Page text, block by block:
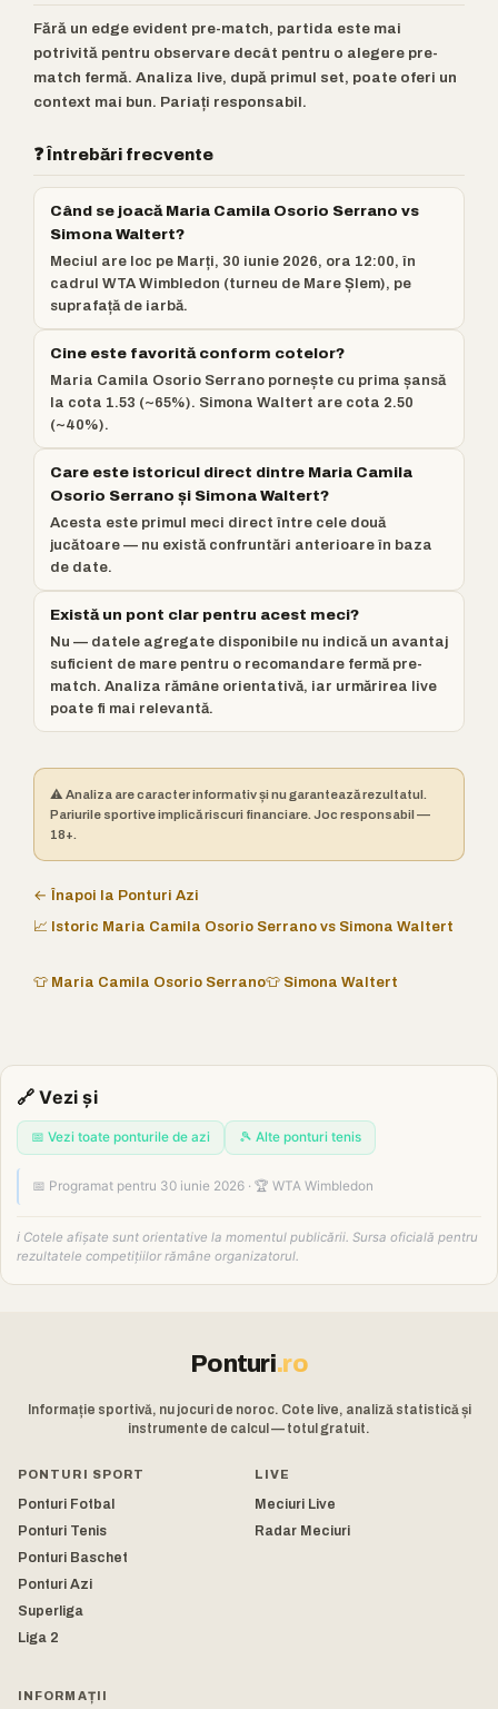
Fără un edge evident pre-match, partida este mai
potrivită pentru observare decât pentru o alegere pre-
match fermă. Analiza live, după primul set, poate oferi un
context mai bun. Pariați responsabil.
❓ Întrebări frecvente
Când se joacă Maria Camila Osorio Serrano vs
Simona Waltert?
Meciul are loc pe Marți, 30 iunie 2026, ora 12:00, în
cadrul WTA Wimbledon (turneu de Mare Șlem), pe
suprafață de iarbă.
Cine este favorită conform cotelor?
Maria Camila Osorio Serrano pornește cu prima șansă
la cota 1.53 (~65%). Simona Waltert are cota 2.50
(~40%).
Care este istoricul direct dintre Maria Camila
Osorio Serrano și Simona Waltert?
Acesta este primul meci direct între cele două
jucătoare — nu există confruntări anterioare în baza
de date.
Există un pont clar pentru acest meci?
Nu — datele agregate disponibile nu indică un avantaj
suficient de mare pentru o recomandare fermă pre-
match. Analiza rămâne orientativă, iar urmărirea live
poate fi mai relevantă.
⚠️ Analiza are caracter informativ și nu garantează rezultatul.
Pariurile sportive implică riscuri financiare. Joc responsabil —
18+.
← Înapoi la Ponturi Azi
📈 Istoric Maria Camila Osorio Serrano vs Simona Waltert
👕 Maria Camila Osorio Serrano👕 Simona Waltert
🔗 Vezi și
📅 Vezi toate ponturile de azi 🎾 Alte ponturi tenis
📅 Programat pentru 30 iunie 2026 · 🏆 WTA Wimbledon
ℹ️ Cotele afișate sunt orientative la momentul publicării. Sursa oficială pentru
rezultatele competițiilor rămâne organizatorul.
Ponturi.ro
Informație sportivă, nu jocuri de noroc. Cote live, analiză statistică și
instrumente de calcul — totul gratuit.
PONTURI SPORT
Ponturi Fotbal
Ponturi Tenis
Ponturi Baschet
Ponturi Azi
Superliga
Liga 2
LIVE
Meciuri Live
Radar Meciuri
INFORMAȚII